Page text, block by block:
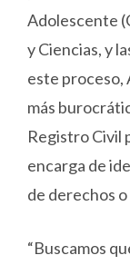
Adolescente
y Ciencias, y
este proceso,
más
Registro Civil
encarga de
de derechos
“Buscamos